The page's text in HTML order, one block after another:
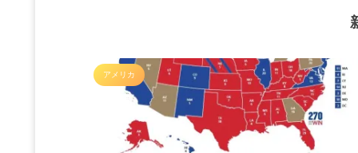
アメリカ